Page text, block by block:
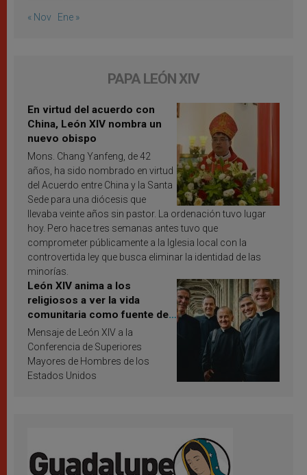
« Nov Ene »
PAPA LEÓN XIV
En virtud del acuerdo con
China, León XIV nombra un
nuevo obispo
Mons. Chang Yanfeng, de 42
años, ha sido nombrado en virtud
del Acuerdo entre China y la Santa
Sede para una diócesis que
llevaba veinte años sin pastor. La ordenación tuvo lugar
hoy. Pero hace tres semanas antes tuvo que
comprometer públicamente a la Iglesia local con la
controvertida ley que busca eliminar la identidad de las
minorías.
León XIV anima a los
religiosos a ver la vida
comunitaria como fuente de
inspiración y santificación
Mensaje de León XIV a la
Conferencia de Superiores
Mayores de Hombres de los
Estados Unidos